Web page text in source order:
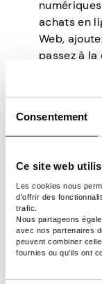
Consentement
Ce site web
Les cookies nous
d'offrir des
trafic.
Nous partageons
avec nos partenaires
peuvent combiner
fournies ou qu'ils ont
achats en
Web,
passez à la
cadeau »
Il vous
numéro
cela suffit,
votre
restante